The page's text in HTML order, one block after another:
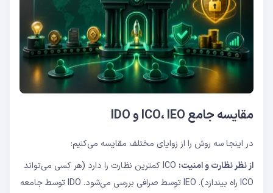
مقایسه جامع ICO، IEO و IDO
در اینجا سه روش را از زوایای مختلف مقایسه می‌کنیم:
از نظر نظارت و امنیت:
ICO کمترین نظارت را دارد (هر کسی می‌تواند
ICO راه بیندازد). IEO توسط صرافی بررسی می‌شود. IDO توسط جامعه